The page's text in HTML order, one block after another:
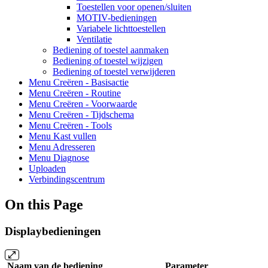
Toestellen voor openen/sluiten
MOTIV-bedieningen
Variabele lichttoestellen
Ventilatie
Bediening of toestel aanmaken
Bediening of toestel wijzigen
Bediening of toestel verwijderen
Menu Creëren - Basisactie
Menu Creëren - Routine
Menu Creëren - Voorwaarde
Menu Creëren - Tijdschema
Menu Creëren - Tools
Menu Kast vullen
Menu Adresseren
Menu Diagnose
Uploaden
Verbindingscentrum
On this Page
Displaybedieningen
Naam van de bediening Parameter